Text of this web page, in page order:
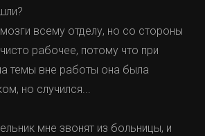
всему отделу, но со стороны
рабочее, потому что при
темы вне работы она была
но случился...
мне звонят из больницы, и